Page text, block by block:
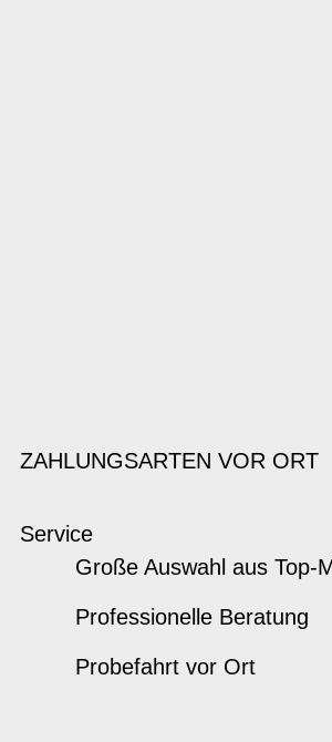
ZAHLUNGSARTEN VOR ORT
Service
Große Auswahl aus Top-
Professionelle Beratung
Probefahrt vor Ort